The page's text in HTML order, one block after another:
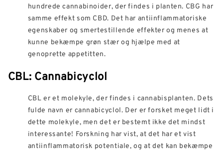
hundrede cannabinoider, der findes i planten. CBG har
samme effekt som CBD. Det har antiinflammatoriske
egenskaber og smertestillende effekter og menes at
kunne bekæmpe grøn stær og hjælpe med at
genoprette appetitten.
CBL: Cannabicyclol
CBL er et molekyle, der findes i cannabisplanten. Dets
fulde navn er cannabicyclol. Der er forsket meget lidt i
dette molekyle, men det er bestemt ikke det mindst
interessante! Forskning har vist, at det har et vist
antiinflammatorisk potentiale, og at det kan bekæmpe